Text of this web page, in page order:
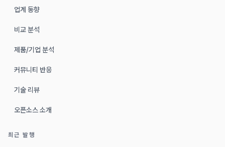
업계 동향
비교 분석
제품/기업 분석
커뮤니티 반응
기술 리뷰
오픈소스 소개
최근 발행